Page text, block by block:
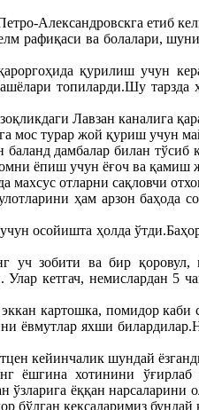
Александровскга етиб
рафиқаси ва болалари,
қурилиш учун
топиларди.Шу
Лавзан каналига
мос турар жой қуриш учун
дамбалар билан
ёпиш учун ёғоч ва қамиш
махсус отларни сақловчи
ҳам арзон
осойишта ҳолда
уч зобити ва бир
кетгач, немислардан 5
картошка, помидор каби
ёвмутлар яхши
кейинчалик шундай
ёшгина хотинини
ёққан
бўлган кексаларимиз